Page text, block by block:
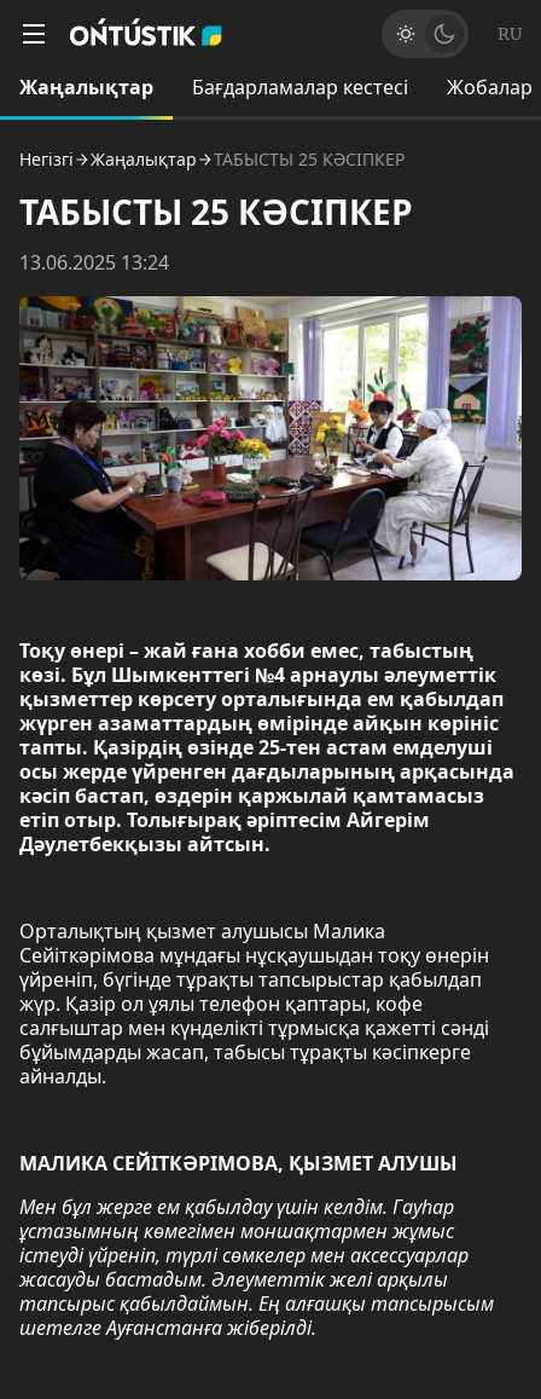
RU
Жаңалықтар Бағдарламалар кестесі Жобалар
Негізгі Жаңалықтар ТАБЫСТЫ 25 КӘСІПКЕР
ТАБЫСТЫ 25 КӘСІПКЕР
13.06.2025 13:24
Тоқу өнері – жай ғана хобби емес, табыстың
көзі. Бұл Шымкенттегі №4 арнаулы әлеуметтік
қызметтер көрсету орталығында ем қабылдап
жүрген азаматтардың өмірінде айқын көрініс
тапты. Қазірдің өзінде 25-тен астам емделуші
осы жерде үйренген дағдыларының арқасында
кәсіп бастап, өздерін қаржылай қамтамасыз
етіп отыр. Толығырақ әріптесім Айгерім
Дәулетбекқызы айтсын.
Орталықтың қызмет алушысы Малика
Сейіткәрімова мұндағы нұсқаушыдан тоқу өнерін
үйреніп, бүгінде тұрақты тапсырыстар қабылдап
жүр. Қазір ол ұялы телефон қаптары, кофе
салғыштар мен күнделікті тұрмысқа қажетті сәнді
бұйымдарды жасап, табысы тұрақты кәсіпкерге
айналды.
МАЛИКА СЕЙІТКӘРІМОВА, ҚЫЗМЕТ АЛУШЫ
Мен бұл жерге ем қабылдау үшін келдім. Гауһар
ұстазымның көмегімен моншақтармен жұмыс
істеуді үйреніп, түрлі сөмкелер мен аксессуарлар
жасауды бастадым. Әлеуметтік желі арқылы
тапсырыс қабылдаймын. Ең алғашқы тапсырысым
шетелге Ауғанстанға жіберілді.